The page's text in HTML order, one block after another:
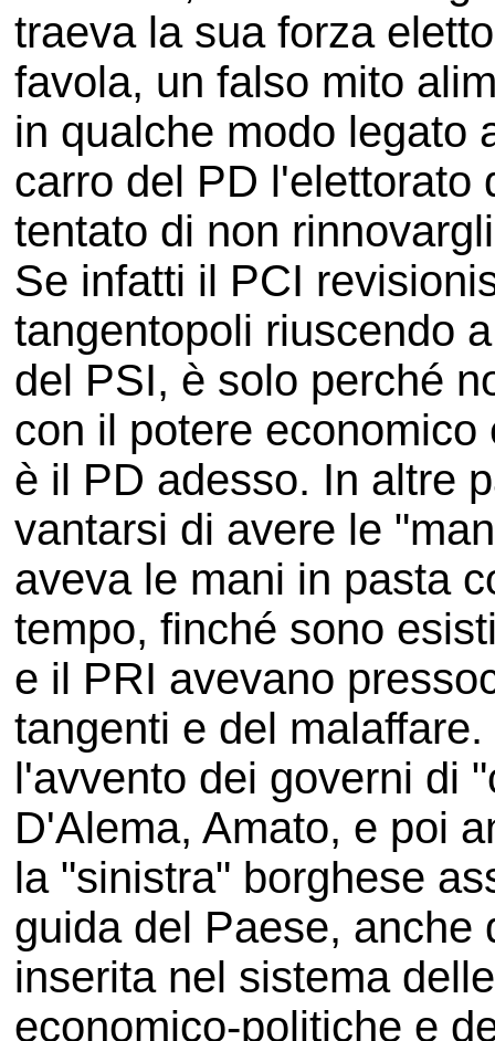
traeva la sua forza
favola, un falso mito
in qualche modo legato
carro del PD l'elettorato
tentato di non
Se infatti il PCI
tangentopoli riuscendo
del PSI, è solo perché
con il potere
è il PD adesso. In altre
vantarsi di avere le
aveva le mani in pasta
tempo, finché sono
e il PRI avevano
tangenti e del
l'avvento dei governi di
D'Alema, Amato, e poi
la "sinistra" borghese
guida del Paese, anche
inserita nel sistema
economico-politiche e